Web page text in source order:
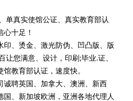
单真实使馆公证、真实教育部认
十足！
、烫金、激光防伪、凹凸版、版
让您满意、设计，印刷;毕业.证、
教育部认证，速度快。
聘英国、加拿大、澳洲、新西
国、新加坡欧洲，亚洲各地代理人